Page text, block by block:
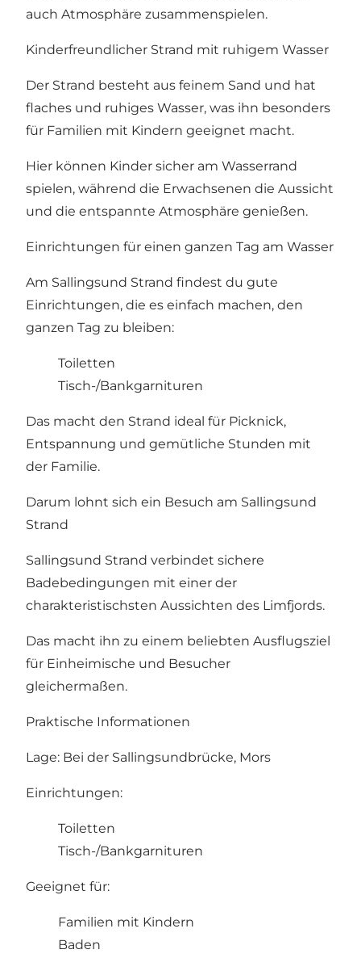
auch Atmosphäre zusammenspielen.
Kinderfreundlicher Strand mit ruhigem Wasser
Der Strand besteht aus feinem Sand und hat
flaches und ruhiges Wasser, was ihn besonders
für Familien mit Kindern geeignet macht.
Hier können Kinder sicher am Wasserrand
spielen, während die Erwachsenen die Aussicht
und die entspannte Atmosphäre genießen.
Einrichtungen für einen ganzen Tag am Wasser
Am Sallingsund Strand findest du gute
Einrichtungen, die es einfach machen, den
ganzen Tag zu bleiben:
Toiletten
Tisch-/Bankgarnituren
Das macht den Strand ideal für Picknick,
Entspannung und gemütliche Stunden mit
der Familie.
Darum lohnt sich ein Besuch am Sallingsund
Strand
Sallingsund Strand verbindet sichere
Badebedingungen mit einer der
charakteristischsten Aussichten des Limfjords.
Das macht ihn zu einem beliebten Ausflugsziel
für Einheimische und Besucher
gleichermaßen.
Praktische Informationen
Lage: Bei der Sallingsundbrücke, Mors
Einrichtungen:
Toiletten
Tisch-/Bankgarnituren
Geeignet für:
Familien mit Kindern
Baden